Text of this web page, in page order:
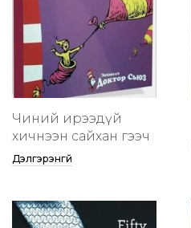
Чиний ирээдүй
хичнээн сайхан гээч
Дэлгэрэнгүй